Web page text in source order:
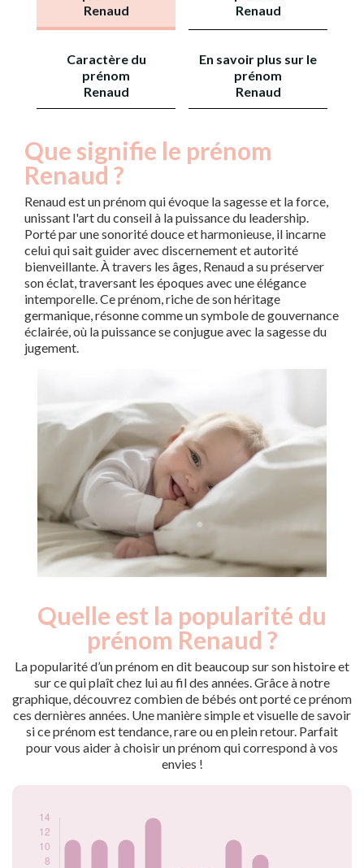
Renaud
Renaud
Caractère du
prénom
Renaud
En savoir plus sur le
prénom
Renaud
Que signifie le prénom
Renaud ?
Renaud est un prénom qui évoque la sagesse et la force,
unissant l'art du conseil à la puissance du leadership.
Porté par une sonorité douce et harmonieuse, il incarne
celui qui sait guider avec discernement et autorité
bienveillante. À travers les âges, Renaud a su préserver
son éclat, traversant les époques avec une élégance
intemporelle. Ce prénom, riche de son héritage
germanique, résonne comme un symbole de gouvernance
éclairée, où la puissance se conjugue avec la sagesse du
jugement.
Quelle est la popularité du
prénom Renaud ?
La popularité d’un prénom en dit beaucoup sur son histoire et
sur ce qui plaît chez lui au fil des années. Grâce à notre
graphique, découvrez combien de bébés ont porté ce prénom
ces dernières années. Une manière simple et visuelle de savoir
si ce prénom est tendance, rare ou en plein retour. Parfait
pour vous aider à choisir un prénom qui correspond à vos
envies !
Popularité du
prénom Renaud par
Année
Nouveaux-
nés
2010
11
2011
11
2012
14
2013
7
2014
7
2015
11